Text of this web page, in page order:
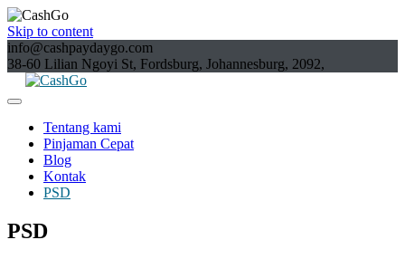
Skip to content
info@cashpaydaygo.com
38-60 Lilian Ngoyi St, Fordsburg, Johannesburg, 2092,
Tentang kami
Pinjaman Cepat
Blog
Kontak
PSD
PSD